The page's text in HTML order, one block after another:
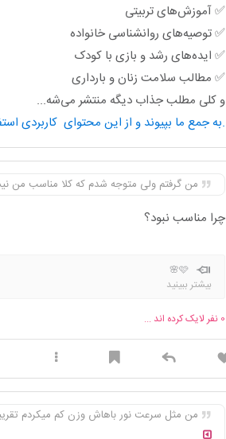
✅ آموزش‌های تربیتی
✅ توصیه‌های روانشناسی خانواده
✅ ایده‌های رشد و بازی با کودک
✅ مطالب سلامت زنان و بارداری
و کلی مطلب جذاب دیگه منتشر می‌شه...
به جمع ما بپیوند و از این محتوای کاربردی استفاده کن.
من گرفتم ولی متوجه شدم که کلا مناسب من
چرا مناسب نبود؟
🩷🌸
بیشتر ببینید
0 نفر لایک کرده اند ...
من مثل سرعت نور باهاش وزن کم میکردم تقریبا هفته ای ۲ کیلو و برا من خیلی راحت بود